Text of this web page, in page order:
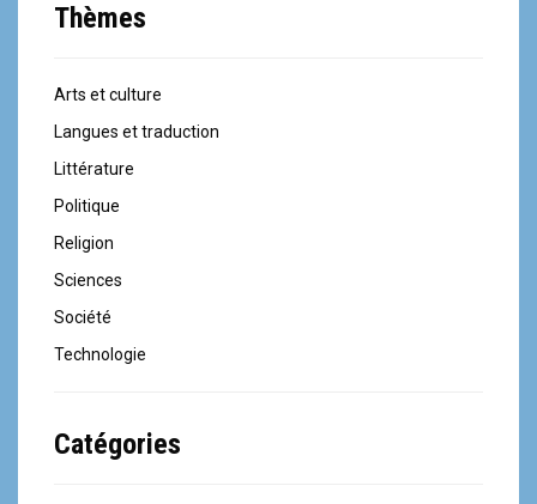
Thèmes
Arts et culture
Langues et traduction
Littérature
Politique
Religion
Sciences
Société
Technologie
Catégories